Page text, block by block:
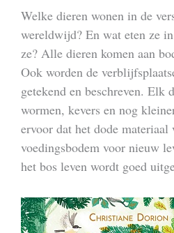
Welke dieren wonen in de
wereldwijd? En wat eten ze
ze? Alle dieren komen aan
Ook worden de
getekend en beschreven. Elk
wormen, kevers en nog
ervoor dat het dode materiaal
voedingsbodem voor nieuw
het bos leven wordt goed